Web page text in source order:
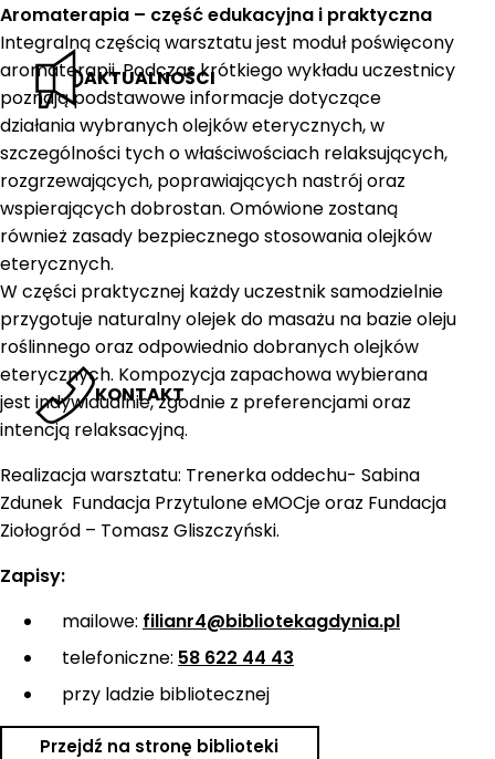
AKTUALNOŚCI
KONTAKT
Aromaterapia – część edukacyjna i praktyczna
Integralną częścią warsztatu jest moduł poświęcony
aromaterapii. Podczas krótkiego wykładu uczestnicy
poznają podstawowe informacje dotyczące
działania wybranych olejków eterycznych, w
szczególności tych o właściwościach relaksujących,
rozgrzewających, poprawiających nastrój oraz
wspierających dobrostan. Omówione zostaną
również zasady bezpiecznego stosowania olejków
eterycznych.
W części praktycznej każdy uczestnik samodzielnie
przygotuje naturalny olejek do masażu na bazie oleju
roślinnego oraz odpowiednio dobranych olejków
eterycznych. Kompozycja zapachowa wybierana
jest indywidualnie, zgodnie z preferencjami oraz
intencją relaksacyjną.
Realizacja warsztatu: Trenerka oddechu- Sabina
Zdunek Fundacja Przytulone eMOCje oraz Fundacja
Ziołogród – Tomasz Gliszczyński.
Zapisy:
mailowe: filianr4@bibliotekagdynia.pl
telefoniczne: 58 622 44 43
przy ladzie bibliotecznej
Przejdź na stronę biblioteki